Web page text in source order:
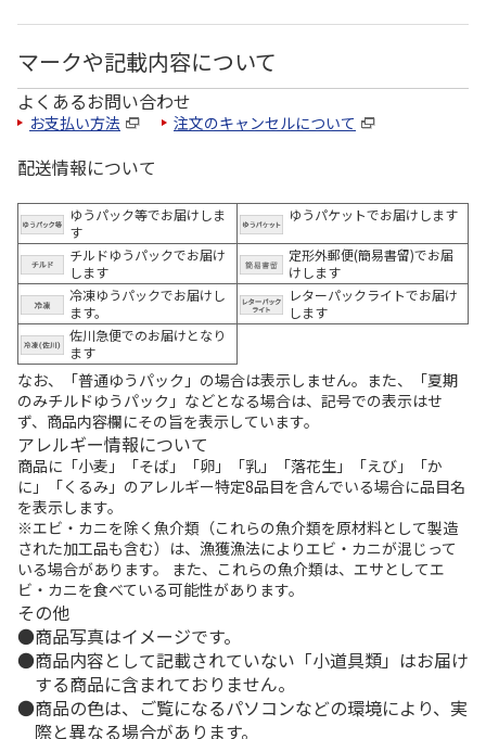
マークや記載内容について
よくあるお問い合わせ
お支払い方法 注文のキャンセルについて
配送情報について
ゆうパック等でお届けしま
す
ゆうパケットでお届けします
チルドゆうパックでお届け
します
定形外郵便(簡易書留)でお届
けします
冷凍ゆうパックでお届けし
ます。
レターパックライトでお届け
します
佐川急便でのお届けとなり
ます
なお、「普通ゆうパック」の場合は表示しません。また、「夏期
のみチルドゆうパック」などとなる場合は、記号での表示はせ
ず、商品内容欄にその旨を表示しています。
アレルギー情報について
商品に「小麦」「そば」「卵」「乳」「落花生」「えび」「か
に」「くるみ」のアレルギー特定8品目を含んでいる場合に品目名
を表示します。
※エビ・カニを除く魚介類（これらの魚介類を原材料として製造
された加工品も含む）は、漁獲漁法によりエビ・カニが混じって
いる場合があります。 また、これらの魚介類は、エサとしてエ
ビ・カニを食べている可能性があります。
その他
商品写真はイメージです。
商品内容として記載されていない「小道具類」はお届け
する商品に含まれておりません。
商品の色は、ご覧になるパソコンなどの環境により、実
際と異なる場合があります。